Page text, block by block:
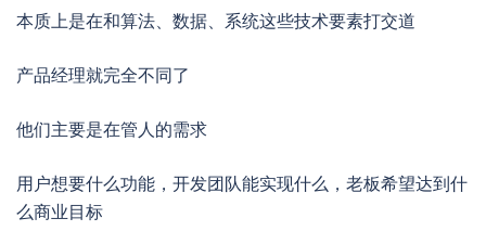
本质上是在和算法、数据、系统这些技术要素打交道
产品经理就完全不同了
他们主要是在管人的需求
用户想要什么功能，开发团队能实现什么，老板希望达到什
么商业目标